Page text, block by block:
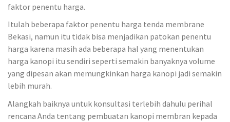
faktor penentu harga.
Itulah beberapa faktor penentu harga tenda membrane
Bekasi, namun itu tidak bisa menjadikan patokan penentu
harga karena masih ada beberapa hal yang menentukan
harga kanopi itu sendiri seperti semakin banyaknya volume
yang dipesan akan memungkinkan harga kanopi jadi semakin
lebih murah.
Alangkah baiknya untuk konsultasi terlebih dahulu perihal
rencana Anda tentang pembuatan kanopi membran kepada